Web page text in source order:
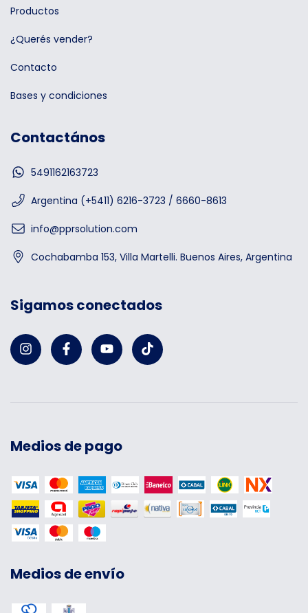
Productos
¿Querés vender?
Contacto
Bases y condiciones
Contactános
5491162163723
Argentina (+5411) 6216-3723 / 6660-8613
info@pprsolution.com
Cochabamba 153, Villa Martelli. Buenos Aires, Argentina
Sigamos conectados
Medios de pago
Medios de envío